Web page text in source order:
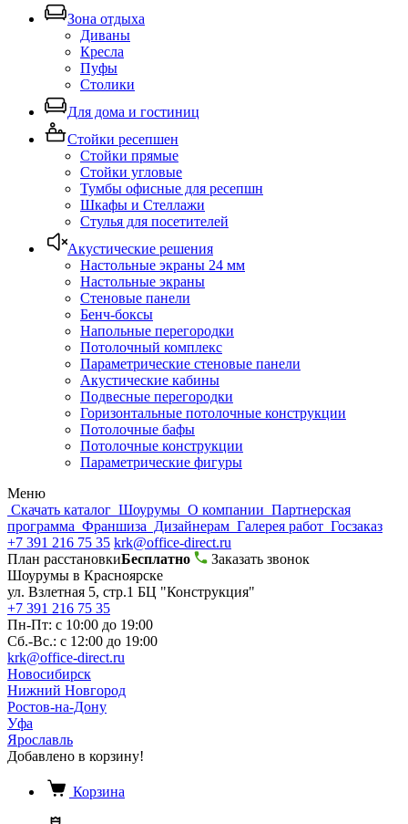
Зона отдыха
Диваны
Кресла
Пуфы
Столики
Для дома и гостиниц
Стойки ресепшен
Стойки прямые
Стойки угловые
Тумбы офисные для ресепшн
Шкафы и Стеллажи
Стулья для посетителей
Акустические решения
Настольные экраны 24 мм
Настольные экраны
Стеновые панели
Бенч-боксы
Напольные перегородки
Потолочный комплекс
Параметрические стеновые панели
Акустические кабины
Подвесные перегородки
Горизонтальные потолочные конструкции
Потолочные бафы
Потолочные конструкции
Параметрические фигуры
Меню
Скачать каталог Шоурумы О компании Партнерская
программа Франшиза Дизайнерам Галерея работ Госзаказ
+7 391 216 75 35 krk@office-direct.ru
План расстановкиБесплатно
Заказать звонок
Шоурумы в Красноярске
ул. Взлетная 5, стр.1 БЦ "Конструкция"
+7 391 216 75 35
Пн-Пт: с 10:00 до 19:00
Сб.-Вс.: с 12:00 до 19:00
krk@office-direct.ru
Новосибирск
Нижний Новгород
Ростов-на-Дону
Уфа
Ярославль
Добавлено в корзину!
Корзина